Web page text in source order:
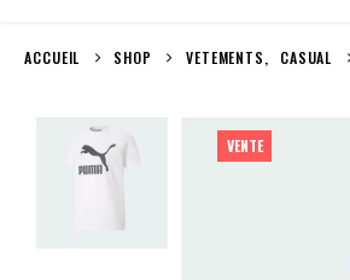
ACCUEIL SHOP VETEMENTS, CASUAL
VENTE